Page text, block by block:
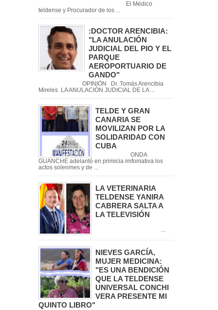
El Médico
teldense y Procurador de los ...
:DOCTOR ARENCIBIA:
"LA ANULACIÓN
JUDICIAL DEL PIO Y EL
PARQUE
AEROPORTUARIO DE
GANDO"
OPINIÓN Dr. Tomás Arencibia
Mireles LA ANULACIÓN JUDICIAL DE LA ...
TELDE Y GRAN
CANARIA SE
MOVILIZAN POR LA
SOLIDARIDAD CON
CUBA
ONDA
GUANCHE adelantó en primicia imfomativa los
actos solenmes y de ...
LA VETERINARIA
TELDENSE YANIRA
CABRERA SALTA A
LA TELEVISIÓN
NIEVES GARCÍA,
MUJER MEDICINA:
"ES UNA BENDICIÓN
QUE LA TELDENSE
UNIVERSAL CONCHI
VERA PRESENTE MI
QUINTO LIBRO"